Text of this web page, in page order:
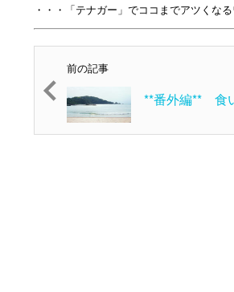
・・・「テナガー」でココまでアツくな
前の記事
**番外編** 食